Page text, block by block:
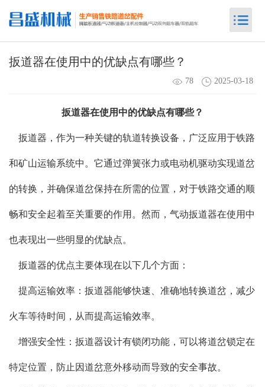
扳道器在使用中的优缺点有哪些？
78 2025-03-18
扳道器在使用中的优缺点有哪些？
扳道器，作为一种关键的轨道转换设备，广泛应用于铁路
和矿山运输系统中。它通过弹簧张力或电动机驱动实现道岔
的转换，并确保道岔保持在所需的位置，对于铁路交通的顺
畅和安全起着至关重要的作用。然而，气动扳道器在使用中
也表现出一些明显的优缺点。
扳道器的优点主要体现在以下几个方面：
提高运输效率：扳道器能够快速、准确地转换道岔，减少
火车等待时间，从而提高运输效率。
增强安全性：扳道器设计有锁闭功能，可以将道岔锁定在
特定位置，防止因道岔意外移动而导致的安全事故。